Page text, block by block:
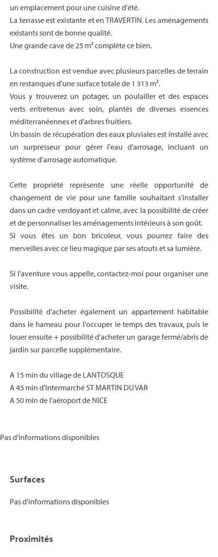
un emplacement pour une cuisine d'été.
La terrasse est existante et en TRAVERTIN. Les aménagements
existants sont de bonne qualité.
Une grande cave de 25 m² complète ce bien.
La construction est vendue avec plusieurs parcelles de terrain
en restanques d'une surface totale de 1 313 m².
Vous y trouverez un potager, un poulailler et des espaces
verts entretenus avec soin, plantés de diverses essences
méditerranéennes et d'arbres fruitiers.
Un bassin de récupération des eaux pluviales est installé avec
un surpresseur pour gérer l'eau d'arrosage, incluant un
système d'arrosage automatique.
Cette propriété représente une réelle opportunité de
changement de vie pour une famille souhaitant s'installer
dans un cadre verdoyant et calme, avec la possibilité de créer
et de personnaliser les aménagements intérieurs à son goût.
Si vous êtes un bon bricoleur, vous pourrez faire des
merveilles avec ce lieu magique par ses atouts et sa lumière.
Si l'aventure vous appelle, contactez-moi pour organiser une
visite.
Possibilité d'acheter également un appartement habitable
dans le hameau pour l'occuper le temps des travaux, puis le
louer ensuite + possibilité d'acheter un garage fermé/abris de
jardin sur parcelle supplémentaire.
A 15 min du village de LANTOSQUE
A 45 min d'Intermarché ST MARTIN DU VAR
A 50 min de l'aéroport de NICE
Pas d'informations disponibles
Surfaces
Pas d'informations disponibles
Proximités